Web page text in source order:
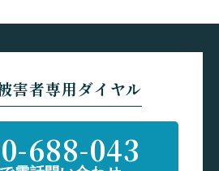
害者専用ダイヤル
688-043